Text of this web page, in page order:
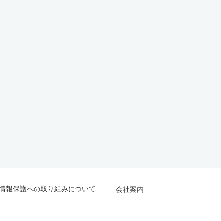
報保護への取り組みについて 会社案内